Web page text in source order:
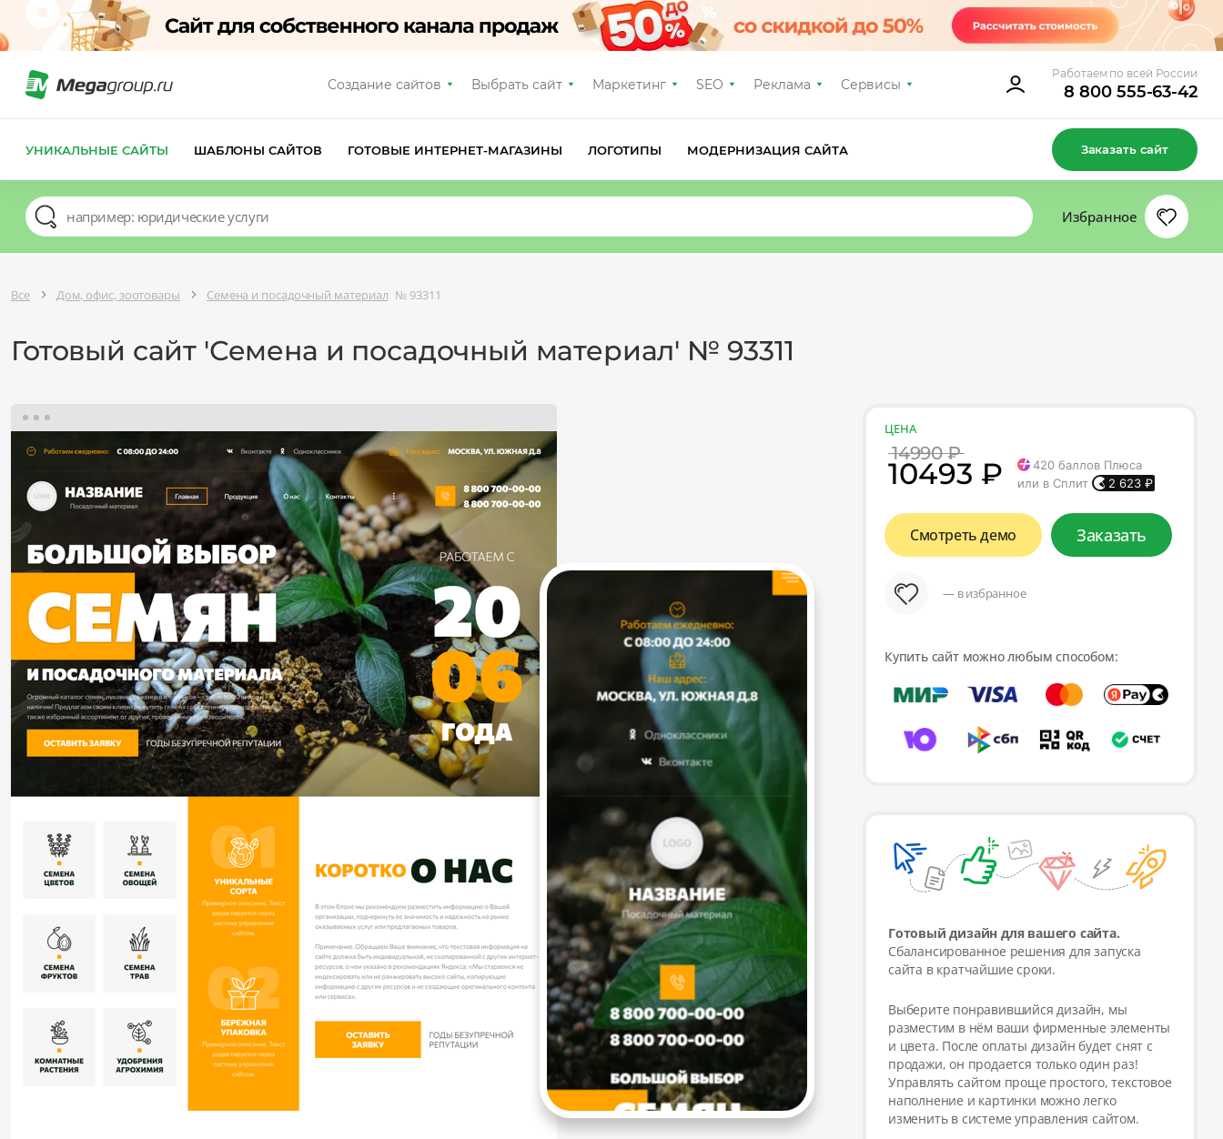
Создание сайтов Выбрать сайт Маркетинг SEO Реклама Сервисы
Работаем по всей России
8 800 555-63-42
УНИКАЛЬНЫЕ САЙТЫ ШАБЛОНЫ САЙТОВ ГОТОВЫЕ ИНТЕРНЕТ-МАГАЗИНЫ ЛОГОТИПЫ МОДЕРНИЗАЦИЯ САЙТА Заказать сайт
Избранное
Все Дом, офис, зоотовары Семена и посадочный материал № 93311
Готовый сайт 'Семена и посадочный материал' № 93311
ЦЕНА
14990 ₽
10493 ₽ 420 баллов Плюса
или в Сплит
2 623 ₽
Смотреть демо Заказать
— в избранное
Купить сайт можно любым способом:
Готовый дизайн для вашего сайта.
Сбалансированное решения для запуска
сайта в кратчайшие сроки.
Выберите понравившийся дизайн, мы
разместим в нём ваши фирменные элементы
и цвета. После оплаты дизайн будет снят с
продажи, он продается только один раз!
Управлять сайтом проще простого, текстовое
наполнение и картинки можно легко
изменить в системе управления сайтом.